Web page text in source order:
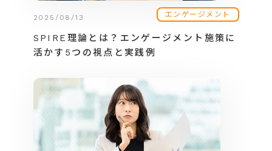
2025/08/13 エンゲージメント
SPIRE理論とは？エンゲージメント施策に
活かす5つの視点と実践例